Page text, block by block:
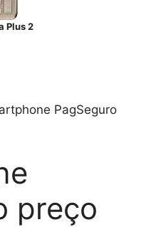
Plus 2
PagSeguro
preço